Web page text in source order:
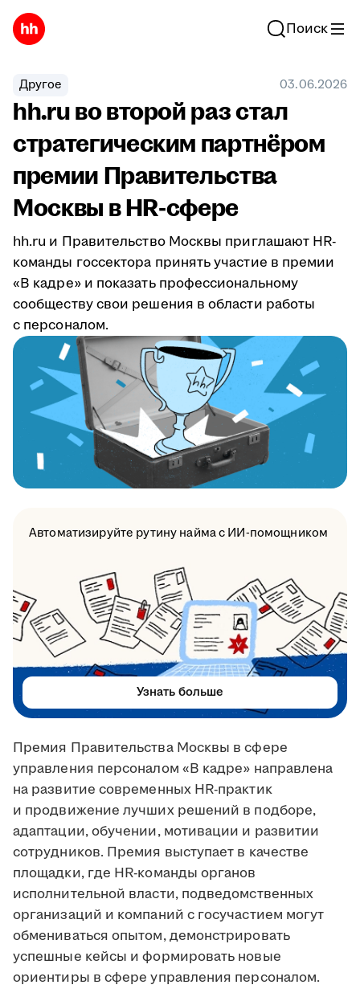
Поиск
Другое 03.06.2026
hh.ru во второй раз стал
стратегическим партнёром
премии Правительства
Москвы в HR-сфере
hh.ru и Правительство Москвы приглашают HR-
команды госсектора принять участие в премии
«В кадре» и показать профессиональному
сообществу свои решения в области работы
с персоналом.
Премия Правительства Москвы в сфере
управления персоналом «В кадре» направлена
на развитие современных HR-практик
и продвижение лучших решений в подборе,
адаптации, обучении, мотивации и развитии
сотрудников. Премия выступает в качестве
площадки, где HR-команды органов
исполнительной власти, подведомственных
организаций и компаний с госучастием могут
обмениваться опытом, демонстрировать
успешные кейсы и формировать новые
ориентиры в сфере управления персоналом.
Автоматизируйте рутину найма с ИИ-помощником
Узнать больше